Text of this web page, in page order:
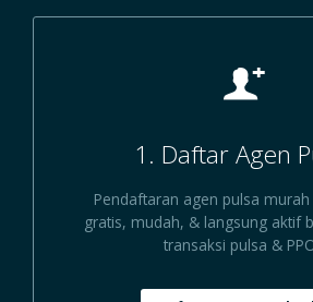
1. Daftar Agen
Pendaftaran agen pulsa
gratis, mudah, & langsung aktif
transaksi pulsa &